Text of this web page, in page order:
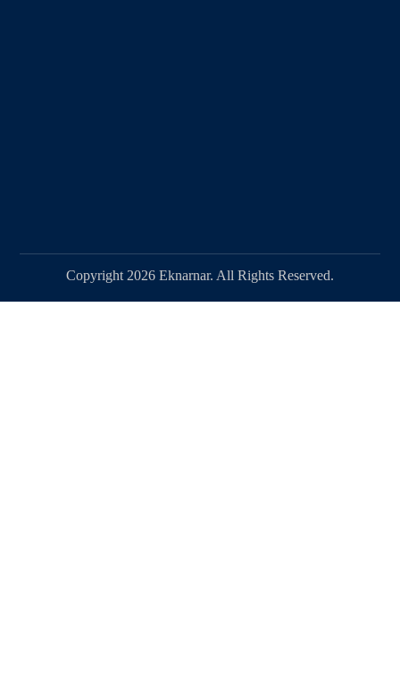
Copyright 2026 Eknarnar. All Rights Reserved.